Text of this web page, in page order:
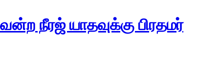
நீரஜ் யாதவுக்கு பிரதமர்